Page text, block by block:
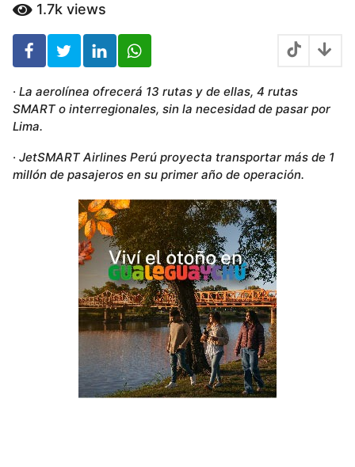
1.7k views
· La aerolínea ofrecerá 13 rutas y de ellas, 4 rutas
SMART o interregionales, sin la necesidad de pasar por
Lima.
· JetSMART Airlines Perú proyecta transportar más de 1
millón de pasajeros en su primer año de operación.